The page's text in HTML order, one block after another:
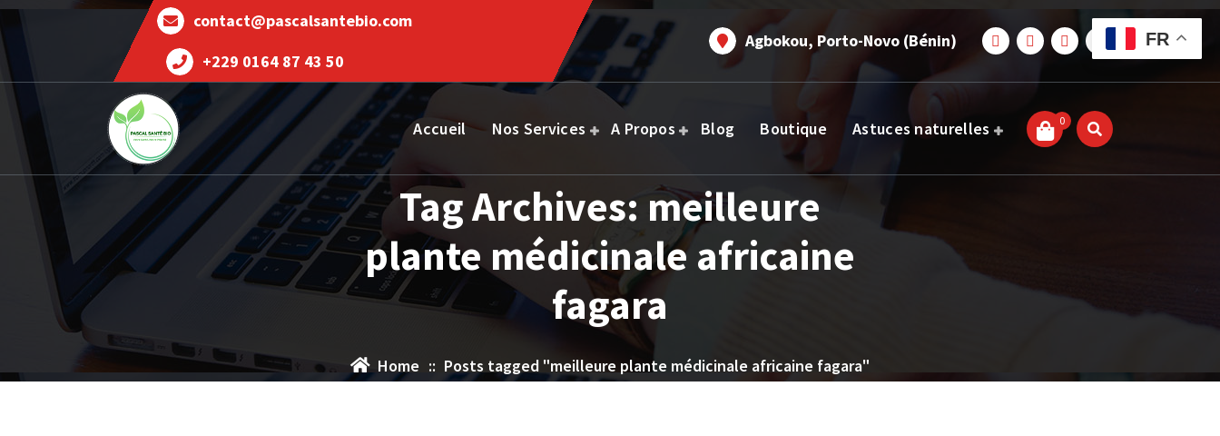
contact@pascalsantebio.com
+229 0164 87 43 50
Agbokou, Porto-Novo (Bénin)
Votre santé notre priorité
Accueil Nos Services A Propos Blog Boutique Astuces naturelles 0
Tag Archives: meilleure
plante médicinale africaine
fagara
Home :: Posts tagged "meilleure plante médicinale africaine fagara"
FR